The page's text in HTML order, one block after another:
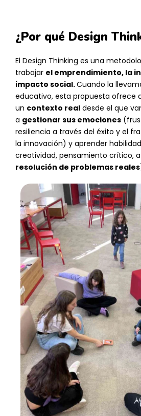
¿Por qué Design
El Design Thinking es una
trabajar el emprendimiento, la
impacto social.Cuando la
educativo, esta propuesta ofrece
un contexto real desde el que
a gestionar sus emociones
resiliencia a través del éxito y el
la innovación) y aprender
creatividad, pensamiento crítico,
resolución de problemas reales